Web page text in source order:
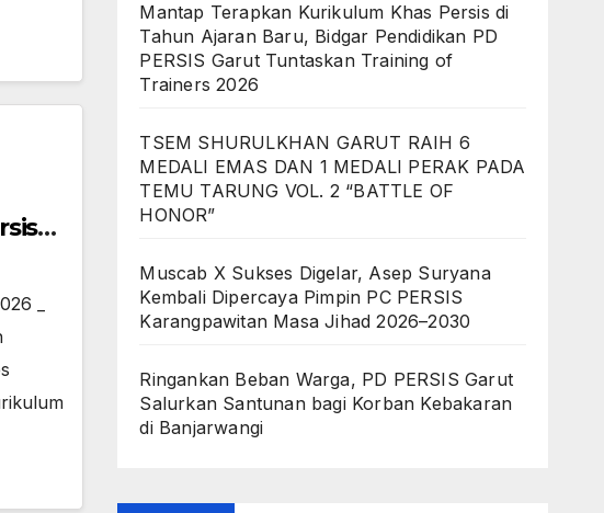
_
Mantap Terapkan Kurikulum Khas Persis di
Tahun Ajaran Baru, Bidgar Pendidikan PD
PERSIS Garut Tuntaskan Training of
Trainers 2026
TSEM SHURULKHAN GARUT RAIH 6
MEDALI EMAS DAN 1 MEDALI PERAK PADA
TEMU TARUNG VOL. 2 “BATTLE OF
HONOR”
Muscab X Sukses Digelar, Asep Suryana
Kembali Dipercaya Pimpin PC PERSIS
Karangpawitan Masa Jihad 2026–2030
Ringankan Beban Warga, PD PERSIS Garut
Salurkan Santunan bagi Korban Kebakaran
di Banjarwangi